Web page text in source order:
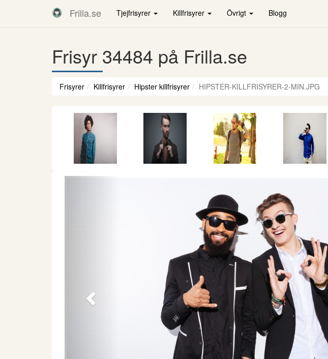
Frilla.se Tjejfrisyrer Killfrisyrer Övrigt Blogg
Frisyr 34484 på Frilla.se
Frisyrer Killfrisyrer Hipster killfrisyrer HIPSTER-KILLFRISYRER-2-MIN.JPG